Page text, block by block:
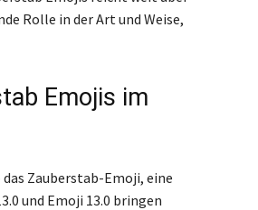
Rolle in der Art und Weise,
Emojis im
Zauberstab-Emoji, eine
und Emoji 13.0 bringen